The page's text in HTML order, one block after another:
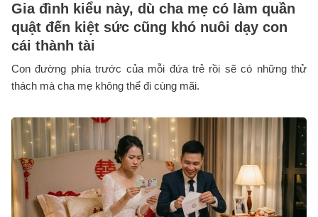
Gia đình kiểu này, dù cha mẹ có làm quần
quật đến kiệt sức cũng khó nuôi dạy con
cái thành tài
Con đường phía trước của mỗi đứa trẻ rồi sẽ có những thử
thách mà cha mẹ không thể đi cùng mãi.